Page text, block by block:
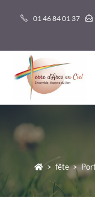
01 46 84 01 37
> fête >